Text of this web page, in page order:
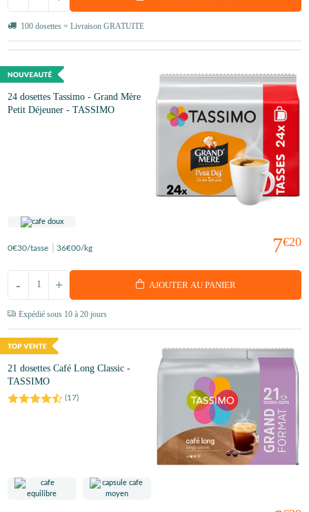
100 dosettes = Livraison GRATUITE
24 dosettes Tassimo - Grand Mère
Petit Déjeuner - TASSIMO
7€20
0€30/tasse 36€00/kg
+
- AJOUTER AU PANIER
Expédié sous 10 à 20 jours
21 dosettes Café Long Classic -
TASSIMO
(17)